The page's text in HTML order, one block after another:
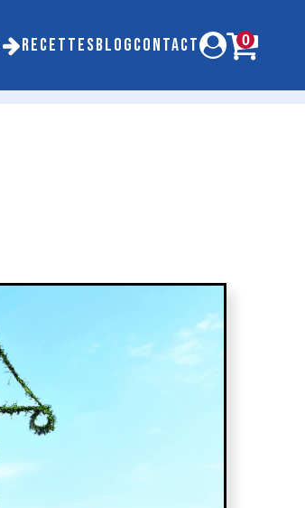
RECETTESBLOGCONTACT 0